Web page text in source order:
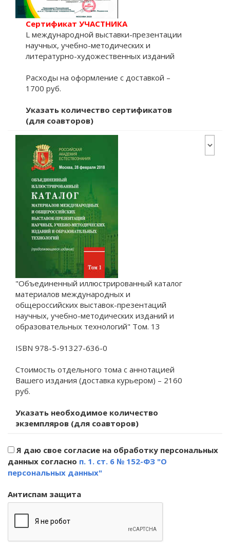
Сертификат УЧАСТНИКА
L международной выставки-презентации
научных, учебно-методических и
литературно-художественных изданий
Расходы на оформление с доставкой –
1700 руб.
Указать количество сертификатов
(для соавторов)
"Объединенный иллюстрированный каталог
материалов международных и
общероссийских выставок-презентаций
научных, учебно-методических изданий и
образовательных технологий" Том. 13
ISBN 978-5-91327-636-0
Стоимость отдельного тома с аннотацией
Вашего издания (доставка курьером) – 2160
руб.
Указать необходимое количество
экземпляров (для соавторов)
Я даю свое согласие на обработку персональных
данных согласно п. 1. ст. 6 № 152-ФЗ "О
персональных данных"
Антиспам защита